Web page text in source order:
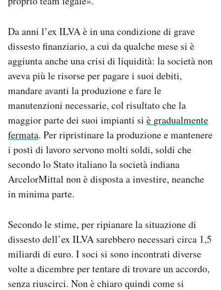
Da anni l’ex ILVA è in una condizione di grave
dissesto finanziario, a cui da qualche mese si è
aggiunta anche una crisi di liquidità: la società non
aveva più le risorse per pagare i suoi debiti,
mandare avanti la produzione e fare le
manutenzioni necessarie, col risultato che la
maggior parte dei suoi impianti si è gradualmente
fermata. Per ripristinare la produzione e mantenere
i posti di lavoro servono molti soldi, soldi che
secondo lo Stato italiano la società indiana
ArcelorMittal non è disposta a investire, neanche
in minima parte.
Secondo le stime, per ripianare la situazione di
dissesto dell’ex ILVA sarebbero necessari circa 1,5
miliardi di euro. I soci si sono incontrati diverse
volte a dicembre per tentare di trovare un accordo,
senza riuscirci. Non è chiaro quindi come si